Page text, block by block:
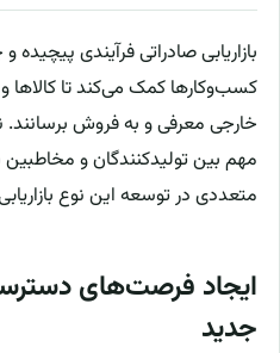
بازاریابی صادراتی فرآیندی
کسب‌وکارها کمک می‌کند تا کالاها
خارجی معرفی و به فروش برسانند.
مهم بین تولیدکنندگان و
متعددی در توسعه این نوع
ایجاد فرصت‌های
جدید